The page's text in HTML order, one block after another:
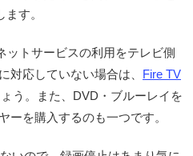
す。
ットサービスの利用をテレビ側
対応していない場合は、 Fire TV
う。また、DVD・ブルーレイを
ーを購入するのも一つです。